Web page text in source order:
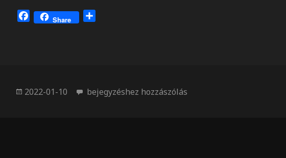
F
o
Share
e
Közzétéve
2022-01-10 Köd
bejegyzéshez hozzászólás